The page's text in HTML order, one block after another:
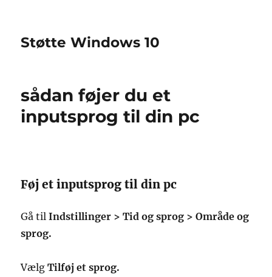
Støtte Windows 10
sådan føjer du et
inputsprog til din pc
Føj et inputsprog til din pc
Gå tilIndstillinger > Tid og sprog > Område og
sprog.
VælgTilføj et sprog.